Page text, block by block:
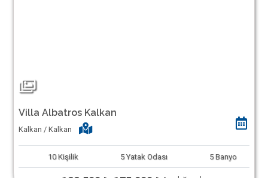
Villa Albatros Kalkan
Kalkan / Kalkan
10 Kişilik 5 Yatak Odası 5 Banyo